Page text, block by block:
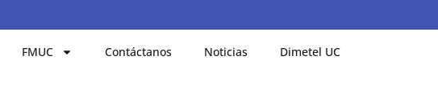
FMUC Contáctanos Noticias Dimetel UC